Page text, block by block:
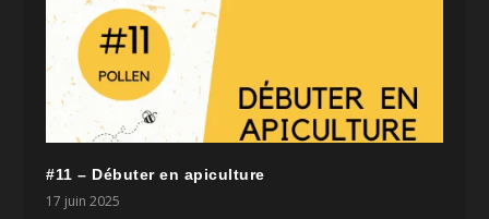
#11 – Débuter en apiculture
17 juin 2025